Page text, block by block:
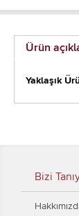
Ürün
Yaklaşık
Bizi